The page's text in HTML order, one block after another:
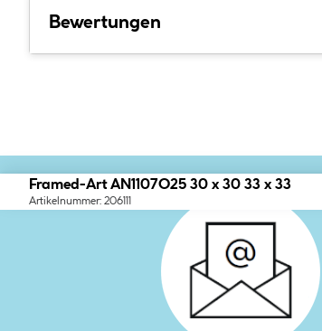
Bewertungen
Framed-Art AN1107O25 30 x 30 33 x 33
Artikelnummer: 206111